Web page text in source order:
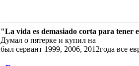
"La vida es demasiado corta para tener
Думал о пятерке и купил на
был сервант 1999, 2006, 2012года все